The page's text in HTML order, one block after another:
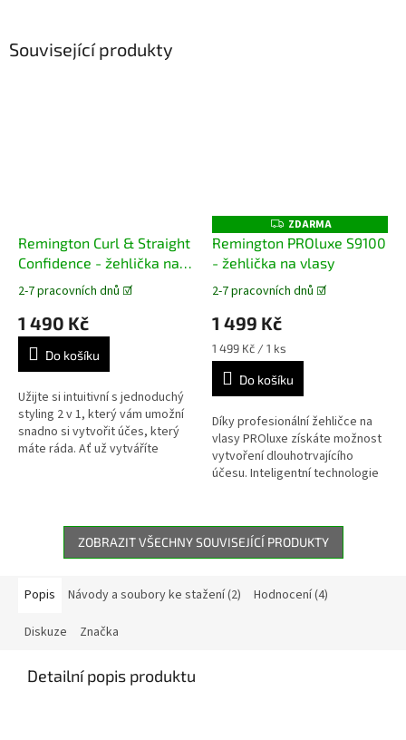
Související produkty
Remington Curl & Straight
Confidence - žehlička na
Průměrné
produktu
5,0
5
hvězdiček.
2-7 pracovních dnů ☑️
1 490 Kč
Do košíku
Užijte si intuitivní s jednoduchý
styling 2 v 1, který vám umožní
snadno si vytvořit účes, který
máte ráda. Ať už vytváříte
Z
D
A
R
A
ZDARMA
Remington PROluxe S9100
- žehlička na vlasy
Průměrné
produktu
je
5,0
5
hvězdiček.
2-7 pracovních dnů ☑️
1 499 Kč
Měrná
cena:
1 499 Kč / 1 ks
Do košíku
Díky profesionální žehličce na
vlasy PROluxe získáte možnost
vytvoření dlouhotrvajícího
účesu. Inteligentní technologie
ZOBRAZIT VŠECHNY SOUVISEJÍCÍ PRODUKTY
Popis Návody a soubory ke stažení (2) Hodnocení (4)
Diskuze Značka
Detailní popis produktu